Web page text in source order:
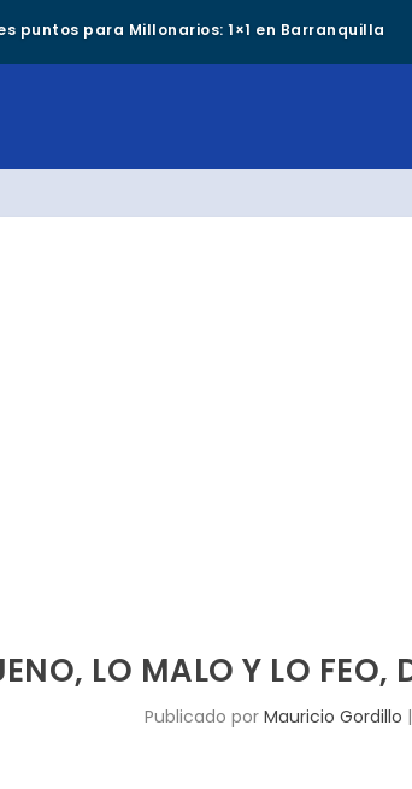
puntos para Millonarios: 1×1 en Barranquilla
LO MALO Y LO FEO,
Publicado por Mauricio Gordillo |